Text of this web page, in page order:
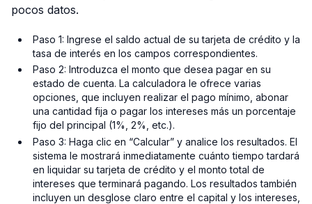
pocos datos.
Paso 1: Ingrese el saldo actual de su tarjeta de crédito y la
tasa de interés en los campos correspondientes.
Paso 2: Introduzca el monto que desea pagar en su
estado de cuenta. La calculadora le ofrece varias
opciones, que incluyen realizar el pago mínimo, abonar
una cantidad fija o pagar los intereses más un porcentaje
fijo del principal (1%, 2%, etc.).
Paso 3: Haga clic en “Calcular” y analice los resultados. El
sistema le mostrará inmediatamente cuánto tiempo tardará
en liquidar su tarjeta de crédito y el monto total de
intereses que terminará pagando. Los resultados también
incluyen un desglose claro entre el capital y los intereses,